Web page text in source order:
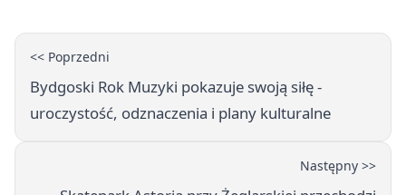
<< Poprzedni
Bydgoski Rok Muzyki pokazuje swoją siłę -
uroczystość, odznaczenia i plany kulturalne
Następny >>